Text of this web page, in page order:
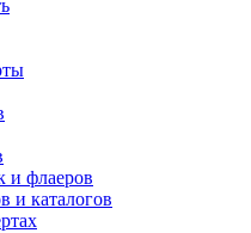
и флаеров
и каталогов